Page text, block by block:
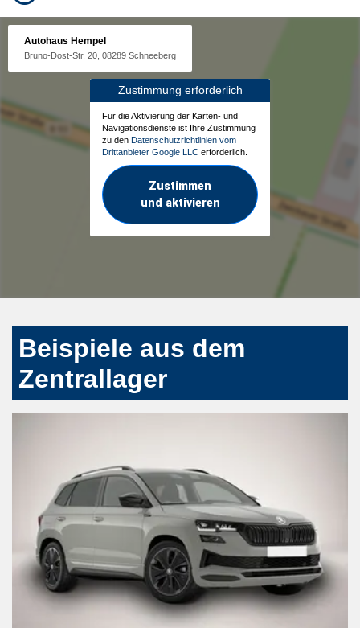
Autohaus Hempel
Bruno-Dost-Str. 20, 08289 Schneeberg
Zustimmung erforderlich
Für die Aktivierung der Karten- und
Navigationsdienste ist Ihre Zustimmung
zu den Datenschutzrichtlinien vom
Drittanbieter Google LLC erforderlich.
Zustimmen
und aktivieren
Beispiele aus dem
Zentrallager